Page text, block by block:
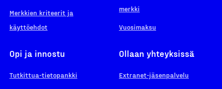
Merkkien kriteerit ja
käyttöehdot
merkki
Vuosimaksu
Opi ja innostu
Tutkittua-tietopankki
Ollaan yhteyksissä
Extranet-jäsenpalvelu